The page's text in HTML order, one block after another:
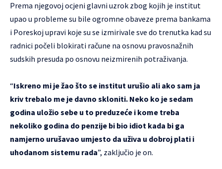
Prema njegovoj ocjeni glavni uzrok zbog kojih je institut
upao u probleme su bile ogromne obaveze prema bankama
i Poreskoj upravi koje su se izmirivale sve do trenutka kad su
radnici počeli blokirati račune na osnovu pravosnažnih
sudskih presuda po osnovu neizmirenih potraživanja.
“Iskreno mi je žao što se institut urušio ali ako sam ja
kriv trebalo me je davno skloniti. Neko ko je sedam
godina uložio sebe u to preduzeće i kome treba
nekoliko godina do penzije bi bio idiot kada bi ga
namjerno urušavao umjesto da uživa u dobroj plati i
uhodanom sistemu rada”, zaključio je on.